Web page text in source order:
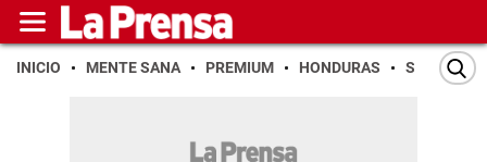
INICIO MENTE SANA PREMIUM HONDURAS SAN PEDRO